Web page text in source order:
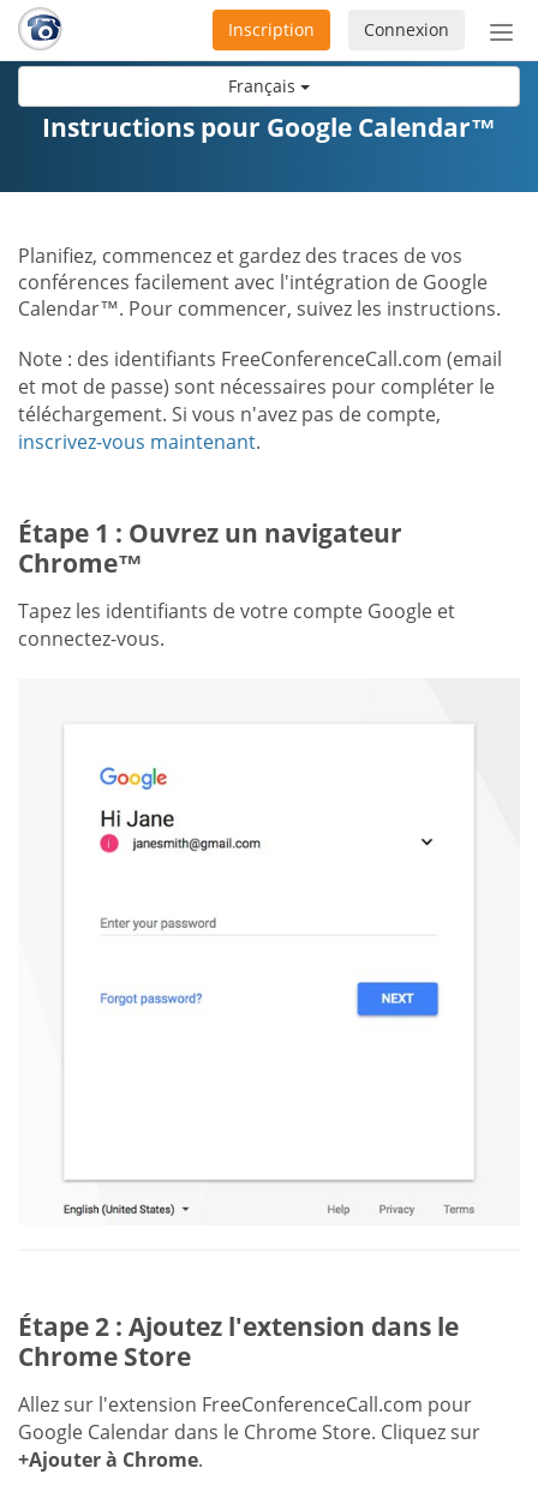
Français
ou
Connexion
Inscription
Instructions pour Google Calendar™
Planifiez, commencez et gardez des traces de vos
conférences facilement avec l'intégration de Google
Calendar™. Pour commencer, suivez les instructions.
Note : des identifiants FreeConferenceCall.com (email
et mot de passe) sont nécessaires pour compléter le
téléchargement. Si vous n'avez pas de compte,
inscrivez-vous maintenant.
Étape 1 : Ouvrez un navigateur
Chrome™
Tapez les identifiants de votre compte Google et
connectez-vous.
Étape 2 : Ajoutez l'extension dans le
Chrome Store
Allez sur l'extension FreeConferenceCall.com pour
Google Calendar dans le Chrome Store. Cliquez sur
+Ajouter à Chrome.